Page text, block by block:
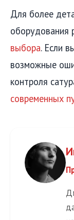
Для более
оборудования
выбора. Если
возможные
контроля
современных